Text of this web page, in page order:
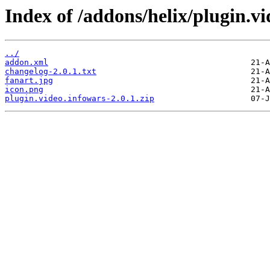
Index of /addons/helix/
../
addon.xml
changelog-2.0.1.txt
fanart.jpg
icon.png
plugin.video.infowars-2.0.1.zip